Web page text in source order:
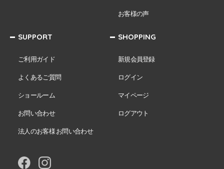
お客様の声
SUPPORT
ご利用ガイド
よくあるご質問
ショールーム
お問い合わせ
法人のお客様 お問い合わせ
SHOPPING
新規会員登録
ログイン
マイページ
ログアウト